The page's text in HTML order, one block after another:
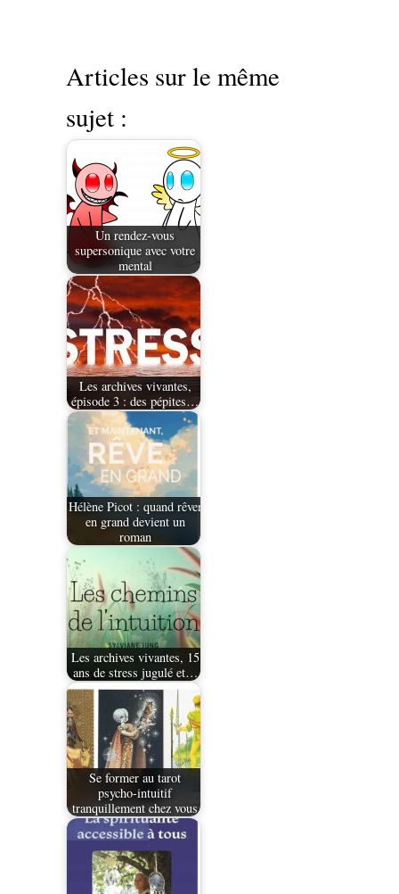
Articles sur le même
sujet :
Un rendez-vous
supersonique avec votre
mental
Les archives vivantes,
épisode 3 : des pépites…
Hélène Picot : quand rêver
en grand devient un
roman
Les archives vivantes, 15
ans de stress jugulé et…
Se former au tarot
psycho-intuitif
tranquillement chez vous